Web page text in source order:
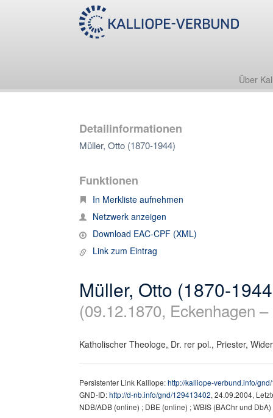
Über
Detailinformationen
Müller, Otto (1870-1944)
Funktionen
In Merkliste aufnehmen
Netzwerk anzeigen
Download EAC-CPF (XML)
Link zum Eintrag
Müller, Otto (1870-
(09.12.1870, Eckenhagen
Katholischer Theologe, Dr. rer pol., Priester,
Persistenter Link Kalliope:http://kalliope-verbund.info/
GND-ID:http://d-nb.info/gnd/129413402, 24.09.2004,
NDB/ADB (online) ; DBE (online) ; WBIS (BAChr und